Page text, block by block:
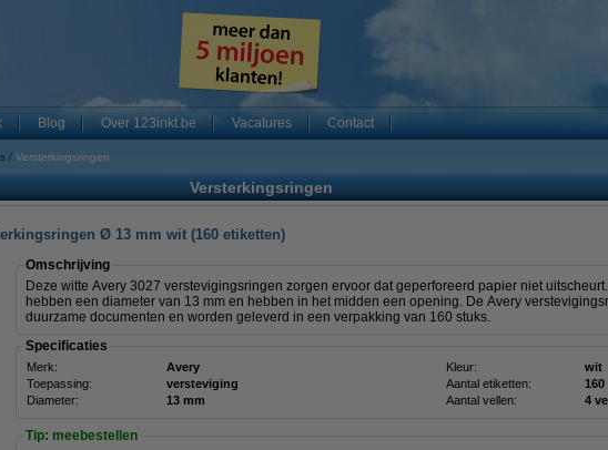
Blog Over 123inkt.be Vacatures Contact
Versterkingsringen
Versterkingsringen
Ø 13 mm wit (160 etiketten)
Omschrijving
Deze witte Avery 3027 verstevigingsringen zorgen ervoor dat geperforeerd papier niet
hebben een diameter van 13 mm en hebben in het midden een opening. De Avery
duurzame documenten en worden geleverd in een verpakking van 160 stuks.
Specificaties
Merk: Avery Kleur:
wit
Toepassing:
versteviging Aantal etiketten:
160
Diameter:
13 mm Aantal vellen: 4
Tip: meebestellen